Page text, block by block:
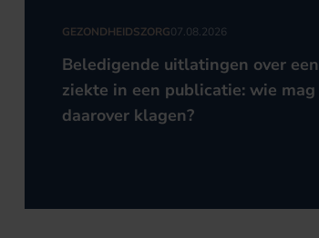
GEZONDHEIDSZORG07.08.2026
Beledigende uitlatingen over een
ziekte in een publicatie: wie mag
daarover klagen?